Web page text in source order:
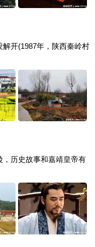
开(1987年，陕西秦岭村
历史故事和嘉靖皇帝有